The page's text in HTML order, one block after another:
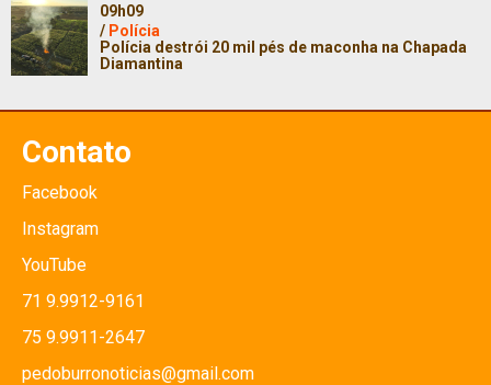
09h09
/ Polícia
Polícia destrói 20 mil pés de maconha na Chapada
Diamantina
Contato
Facebook
Instagram
YouTube
71 9.9912-9161
75 9.9911-2647
pedoburronoticias@gmail.com